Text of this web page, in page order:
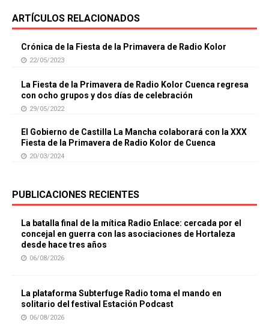
ARTÍCULOS RELACIONADOS
Crónica de la Fiesta de la Primavera de Radio Kolor
22/05/2023
La Fiesta de la Primavera de Radio Kolor Cuenca regresa
con ocho grupos y dos días de celebración
29/05/2022
El Gobierno de Castilla La Mancha colaborará con la XXX
Fiesta de la Primavera de Radio Kolor de Cuenca
20/03/2024
PUBLICACIONES RECIENTES
La batalla final de la mítica Radio Enlace: cercada por el
concejal en guerra con las asociaciones de Hortaleza
desde hace tres años
06/08/2026
La plataforma Subterfuge Radio toma el mando en
solitario del festival Estación Podcast
06/08/2026